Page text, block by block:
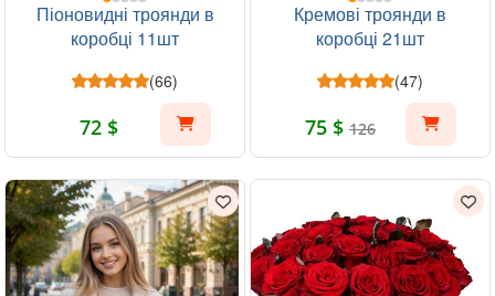
Піоновидні троянди в
коробці 11шт
(66)
72 $
Кремові троянди в
коробці 21шт
(47)
75 $ 126